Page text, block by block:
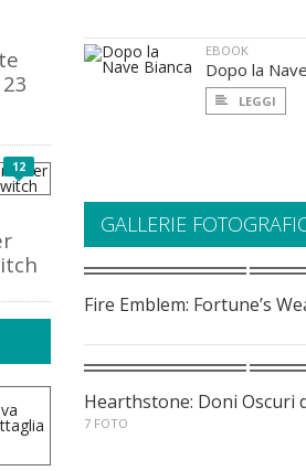
12
EBOOK
Dopo la
LEGGI
GALLERIE
Fire Emblem: Fortune’s
Hearthstone: Doni Oscuri
7 FOTO